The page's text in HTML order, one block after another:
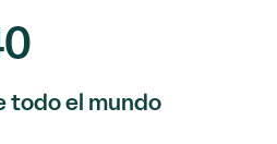
todo el mundo